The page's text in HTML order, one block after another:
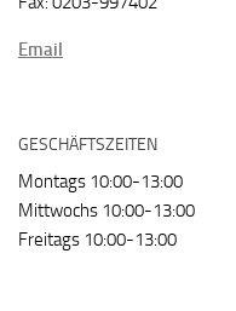
Email
GESCHÄFTSZEITEN
Montags 10:00-13:00
Mittwochs 10:00-13:00
Freitags 10:00-13:00